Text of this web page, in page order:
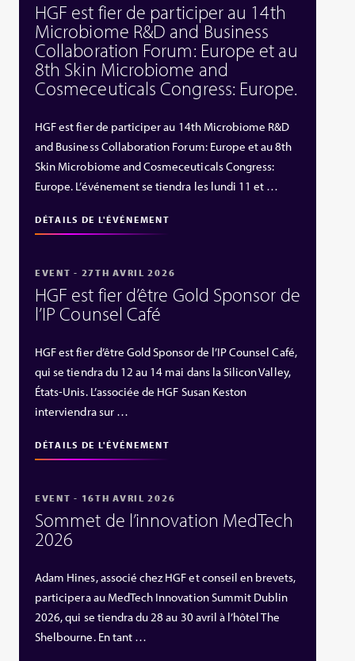
HGF est fier de participer au 14th
Microbiome R&D and Business
Collaboration Forum: Europe et au
8th Skin Microbiome and
Cosmeceuticals Congress: Europe.
HGF est fier de participer au 14th Microbiome R&D
and Business Collaboration Forum: Europe et au 8th
Skin Microbiome and Cosmeceuticals Congress:
Europe. L’événement se tiendra les lundi 11 et …
DÉTAILS DE L'ÉVÉNEMENT
EVENT - 27TH AVRIL 2026
HGF est fier d’être Gold Sponsor de
l’IP Counsel Café
HGF est fier d’être Gold Sponsor de l’IP Counsel Café,
qui se tiendra du 12 au 14 mai dans la Silicon Valley,
États‑Unis. L’associée de HGF Susan Keston
interviendra sur …
DÉTAILS DE L'ÉVÉNEMENT
EVENT - 16TH AVRIL 2026
Sommet de l’innovation MedTech
2026
Adam Hines, associé chez HGF et conseil en brevets,
participera au MedTech Innovation Summit Dublin
2026, qui se tiendra du 28 au 30 avril à l’hôtel The
Shelbourne. En tant …